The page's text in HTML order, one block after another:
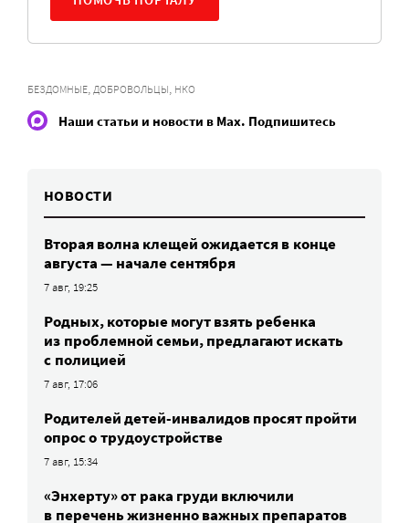
БЕЗДОМНЫЕ, ДОБРОВОЛЬЦЫ, НКО
Наши статьи и новости в Max. Подпишитесь
НОВОСТИ
Вторая волна клещей ожидается в конце
августа — начале сентября
7 авг, 19:25
Родных, которые могут взять ребенка
из проблемной семьи, предлагают искать
с полицией
7 авг, 17:06
Родителей детей-инвалидов просят пройти
опрос о трудоустройстве
7 авг, 15:34
«Энхерту» от рака груди включили
в перечень жизненно важных препаратов